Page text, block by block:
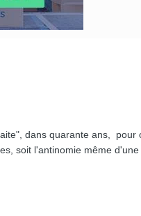
dans quarante ans, pour
soit l'antinomie même d'une